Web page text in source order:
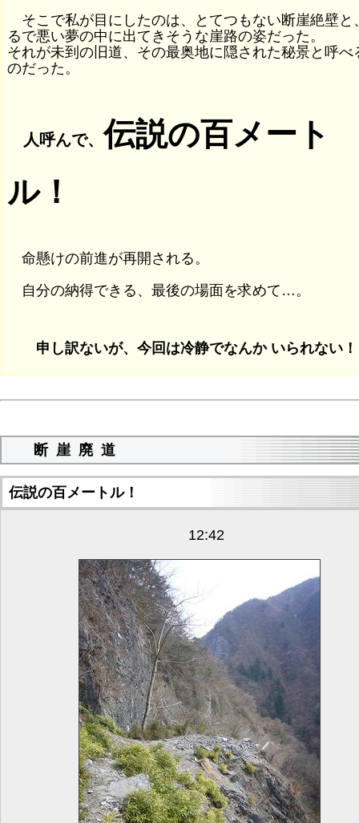
そこで私が目にしたのは、とてつもない断崖絶壁と
るで悪い夢の中に出てきそうな崖路の姿だった。
それが未到の旧道、その最奥地に隠された秘景と呼べ
のだった。
人呼んで、伝説の百メート
ル！
命懸けの前進が再開される。
自分の納得できる、最後の場面を求めて…。
申し訳ないが、今回は冷静でなんか いられない
断崖廃道
伝説の百メートル！
12:42